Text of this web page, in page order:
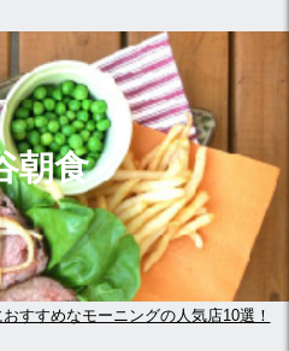
朝食
すすめなモーニングの人気店10選！